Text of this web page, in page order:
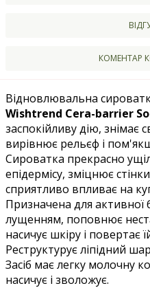
КОМЕНТАР
Відновлювальна
Wishtrend Cera-barrier
заспокійливу дію, знімає
вирівнює рельєф і
Сироватка прекрасно
епідермісу, зміцнює
сприятливо впливає на
Призначена для активної
лущенням, поповнює
насичує шкіру і повертає
Реструктурує ліпідний
Засіб має легку молочну
насичує і зволожує.